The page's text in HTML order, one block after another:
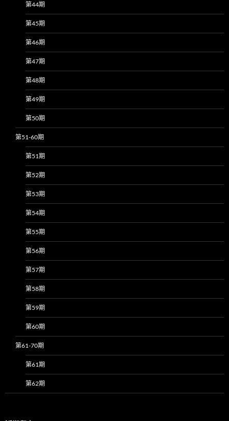
第44期
第45期
第46期
第47期
第48期
第49期
第50期
第51-60期
第51期
第52期
第53期
第54期
第55期
第56期
第57期
第58期
第59期
第60期
第61-70期
第61期
第62期